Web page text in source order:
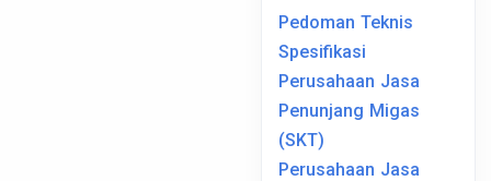
Pedoman Teknis
Spesifikasi
Perusahaan Jasa
Penunjang Migas
(SKT)
Perusahaan Jasa